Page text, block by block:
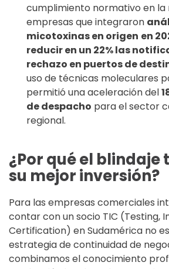
cumplimiento normativo en la
empresas que integraron
micotoxinas en origen en
reducir en un 22% las
rechazo en puertos de
uso de técnicas moleculares
permitió una aceleración del
de despacho para el sector
regional.
¿Por qué el blindaje
su mejor inversión?
Para las empresas comerciales
contar con un socio TIC (Testing,
Certification) en Sudamérica no
estrategia de continuidad de
combinamos el conocimiento